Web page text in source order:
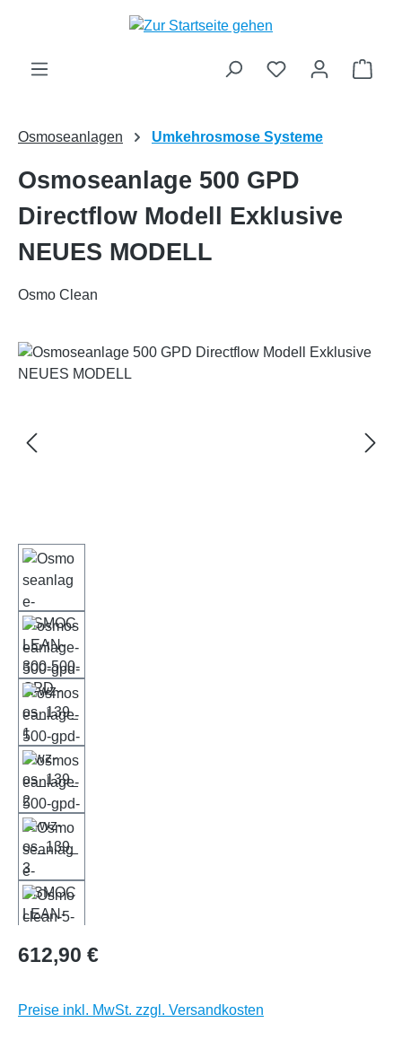
Zum Hauptinhalt springen
Osmoseanlagen Umkehrosmose Systeme
Osmoseanlage 500 GPD
Directflow Modell Exklusive
NEUES MODELL
Osmo Clean
Bildergalerie überspringen
Regulärer Preis:
612,90 €
Preise inkl. MwSt. zzgl. Versandkosten